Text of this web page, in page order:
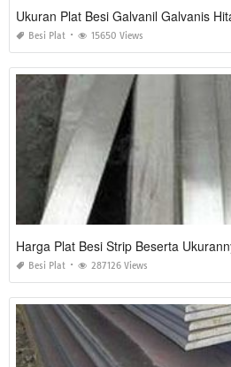
Ukuran Plat Besi Galvanil Galvanis
Besi Plat 15650 Views
Harga Plat Besi Strip Beserta
Besi Plat 287126 Views